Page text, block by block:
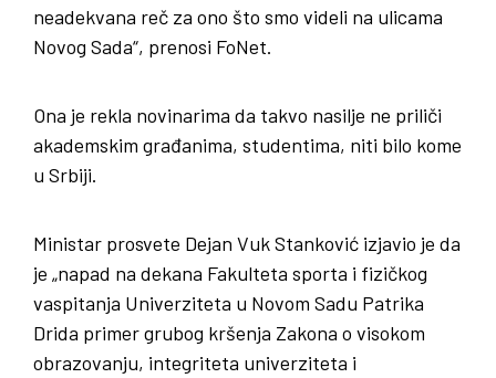
neadekvana reč za ono što smo videli na ulicama
Novog Sada“, prenosi FoNet.
Ona je rekla novinarima da takvo nasilje ne priliči
akademskim građanima, studentima, niti bilo kome
u Srbiji.
Ministar prosvete Dejan Vuk Stanković izjavio je da
je „napad na dekana Fakulteta sporta i fizičkog
vaspitanja Univerziteta u Novom Sadu Patrika
Drida primer grubog kršenja Zakona o visokom
obrazovanju, integriteta univerziteta i